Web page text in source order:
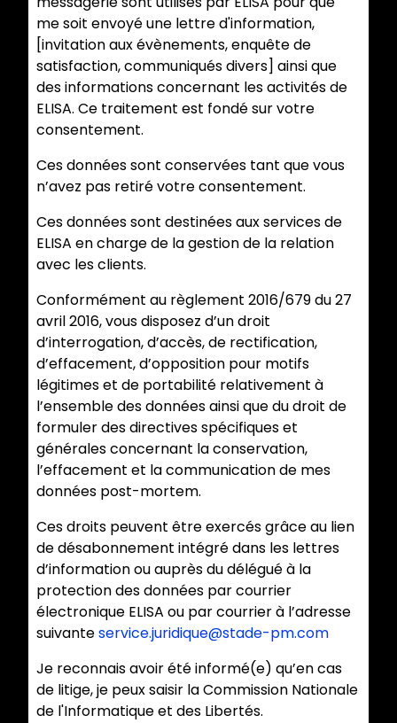
me soit envoyé une lettre d'information,
[invitation aux évènements, enquête de
satisfaction, communiqués divers] ainsi que
des informations concernant les activités de
ELISA. Ce traitement est fondé sur votre
consentement.
Ces données sont conservées tant que vous
n’avez pas retiré votre consentement.
Ces données sont destinées aux services de
ELISA en charge de la gestion de la relation
avec les clients.
Conformément au règlement 2016/679 du 27
avril 2016, vous disposez d’un droit
d’interrogation, d’accès, de rectification,
d’effacement, d’opposition pour motifs
légitimes et de portabilité relativement à
l’ensemble des données ainsi que du droit de
formuler des directives spécifiques et
générales concernant la conservation,
l’effacement et la communication de mes
données post-mortem.
Ces droits peuvent être exercés grâce au lien
de désabonnement intégré dans les lettres
d’information ou auprès du délégué à la
protection des données par courrier
électronique ELISA ou par courrier à l’adresse
suivanteservice.juridique@stade-pm.com
Je reconnais avoir été informé(e) qu’en cas
de litige, je peux saisir la Commission Nationale
de l'Informatique et des Libertés.